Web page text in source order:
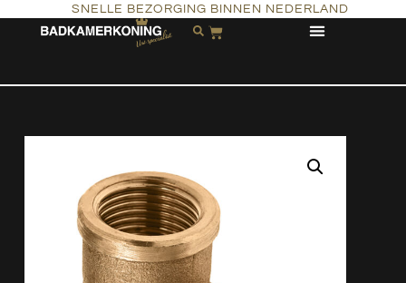
SNELLE BEZORGING BINNEN NEDERLAND